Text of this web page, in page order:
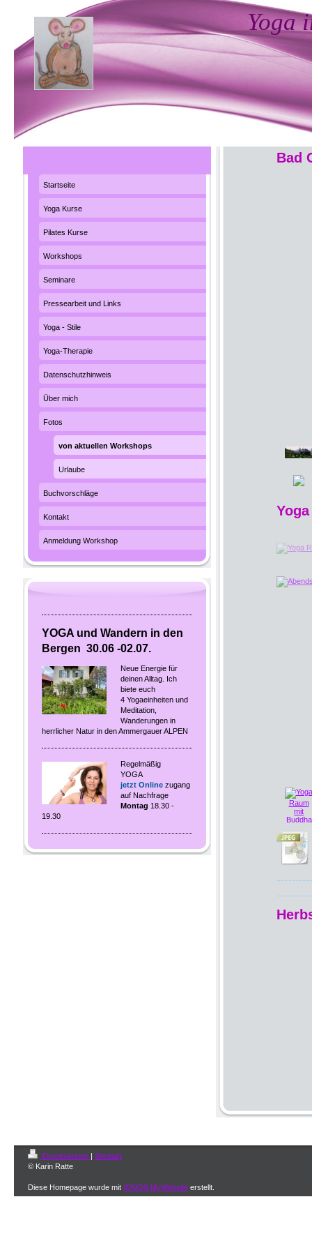
Yoga
Bad
Startseite
Yoga Kurse
Pilates Kurse
Workshops
Seminare
Pressearbeit und Links
Yoga - Stile
Yoga-Therapie
Datenschutzhinweis
Über mich
Fotos
von aktuellen Workshops
Urlaube
Buchvorschläge
Kontakt
Anmeldung Workshop
YOGA und Wandern in den
Bergen 30.06 -02.07.
Neue Energie für
deinen Alltag. Ich
biete euch
4 Yogaeinheiten und
Meditation,
Wanderungen in
herrlicher Natur in den Ammergauer ALPEN
Regelmäßig
YOGA
jetzt Online zugang
auf Nachfrage
Montag 18.30 -
19.30
Druckversion | Sitemap
© Karin Ratte
Diese Homepage wurde mit IONOS MyWebsite erstellt.